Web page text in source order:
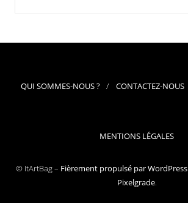
QUI SOMMES-NOUS ? CONTACTEZ-NOUS
MENTIONS LÉGALES
© ItArtBag – Fièrement propulsé par WordPress
Pixelgrade.